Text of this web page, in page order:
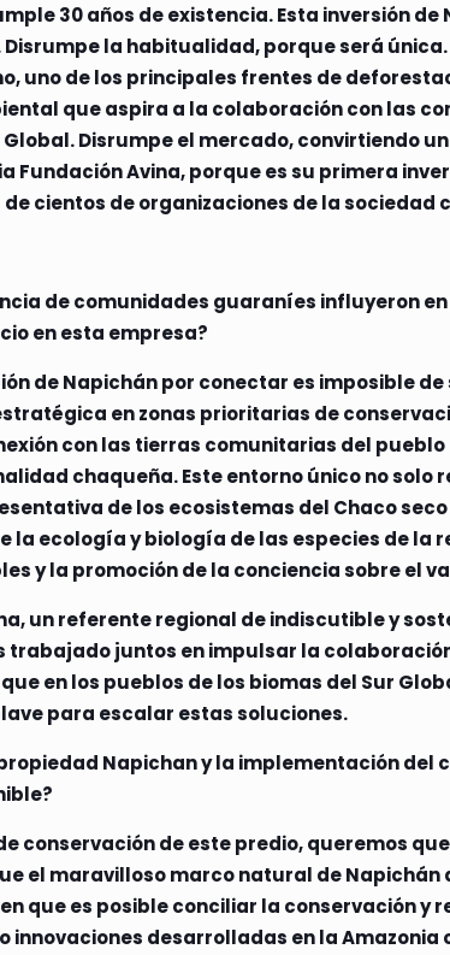
30 años de existencia. Esta inversión
la habitualidad, porque será
uno de los principales frentes de
que aspira a la colaboración con las
Disrumpe el mercado, convirtiendo
Fundación Avina, porque es su primera
cientos de organizaciones de la sociedad
de comunidades guaraníes influyeron
en esta empresa?
de Napichán por conectar es imposible
en zonas prioritarias de
con las tierras comunitarias del
chaqueña. Este entorno único no solo
de los ecosistemas del Chaco
ecología y biología de las especies de la
y la promoción de la conciencia sobre el
un referente regional de indiscutible y
juntos en impulsar la
en los pueblos de los biomas del Sur
para escalar estas soluciones.
Napichan y la implementación del
conservación de este predio, queremos
el maravilloso marco natural de
que es posible conciliar la conservación y
innovaciones desarrolladas en la Amazonia